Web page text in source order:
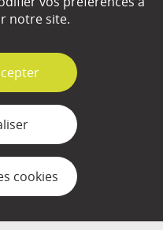
notre site.
cookies